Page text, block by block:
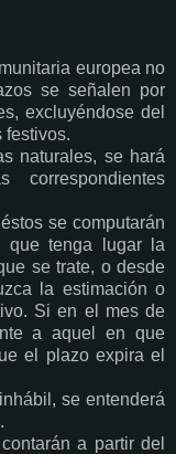
europea no
se señalen por
excluyéndose del
festivos.
naturales, se hará
se computarán
tenga lugar la
se trate, o desde
la estimación o
Si en el mes de
a aquel en que
el plazo expira el
se entenderá
a partir del